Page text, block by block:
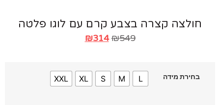
חולצה קצרה בצבע קרם עם לוגו פלטה
₪
₪314
בחירת מידה M
S
XL
XXL